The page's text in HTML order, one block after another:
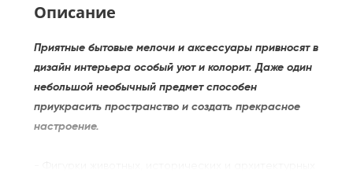
Описание
Приятные бытовые мелочи и аксессуары привносят в
дизайн интерьера особый уют и колорит. Даже один
небольшой необычный предмет способен
приукрасить пространство и создать прекрасное
настроение.